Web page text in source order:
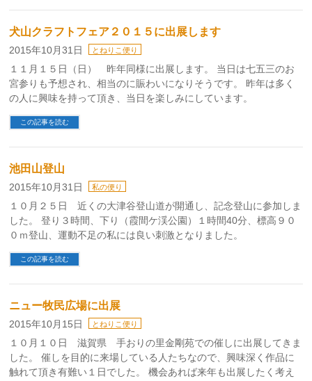
犬山クラフトフェア２０１５に出展します
2015年10月31日 とねりこ便り
１１月１５日（日） 昨年同様に出展します。 当日は七五三のお
宮参りも予想され、相当のに賑わいになりそうです。 昨年は多く
の人に興味を持って頂き、当日を楽しみにしています。
この記事を読む
池田山登山
2015年10月31日 私の便り
１０月２５日 近くの大津谷登山道が開通し、記念登山に参加しま
した。 登り３時間、下り（霞間ケ渓公園）１時間40分、標高９０
０ｍ登山、運動不足の私には良い刺激となりました。
この記事を読む
ニュー牧民広場に出展
2015年10月15日 とねりこ便り
１０月１０日 滋賀県 手おりの里金剛苑での催しに出展してきま
した。 催しを目的に来場している人たちなので、興味深く作品に
触れて頂き有難い１日でした。 機会あれば来年も出展したく考え